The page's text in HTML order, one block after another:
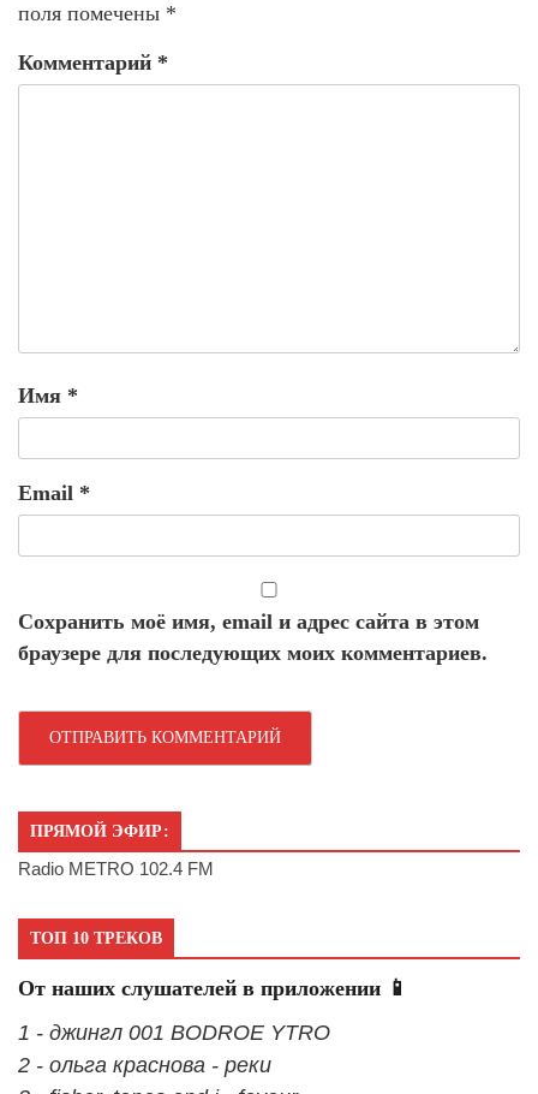
поля помечены *
Комментарий *
Имя *
Email *
Сохранить моё имя, email и адрес сайта в этом
браузере для последующих моих комментариев.
ПРЯМОЙ ЭФИР:
Radio METRO 102.4 FM
ТОП 10 ТРЕКОВ
От наших слушателей в приложении 📱
1 - джингл 001 BODROE YTRO
2 - ольга краснова - реки